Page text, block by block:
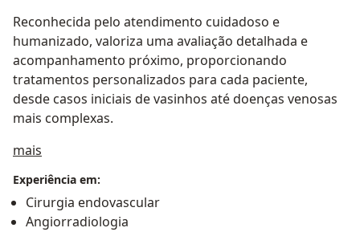
Reconhecida pelo atendimento cuidadoso e
humanizado, valoriza uma avaliação detalhada e
acompanhamento próximo, proporcionando
tratamentos personalizados para cada paciente,
desde casos iniciais de vasinhos até doenças venosas
mais complexas.
mais
Experiência em:
Cirurgia endovascular
Angiorradiologia